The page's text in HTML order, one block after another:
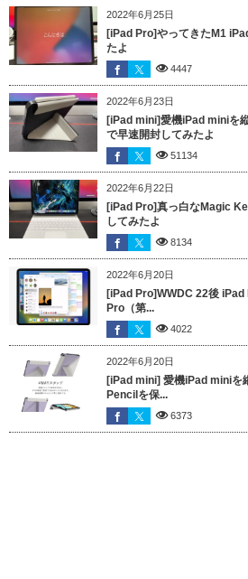
2022年6月25日
[iPad Pro]やってきたM1
たよ
4447
2022年6月23日
[iPad mini]愛機iPad miniを
で早速開封してみたよ
51134
2022年6月22日
[iPad Pro]真っ白なMagic
してみたよ
8134
2022年6月20日
[iPad Pro]WWDC 22後
Pro（第...
4022
2022年6月20日
[iPad mini] 愛機iPad miniを
Pencilを保...
6373